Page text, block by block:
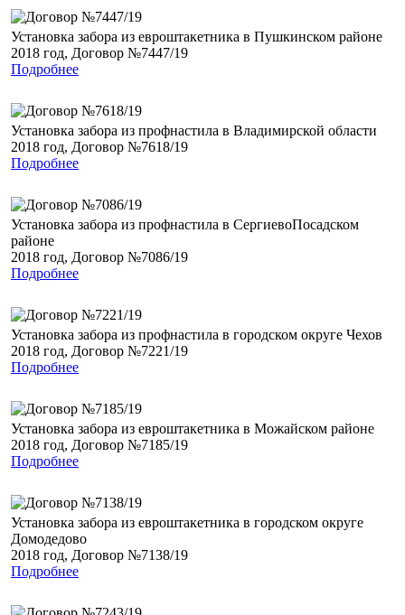
Установка забора из евроштакетника в Пушкинском районе
2018 год, Договор №7447/19
Подробнее
Установка забора из профнастила в Владимирской области
2018 год, Договор №7618/19
Подробнее
Установка забора из профнастила в СергиевоПосадском
районе
2018 год, Договор №7086/19
Подробнее
Установка забора из профнастила в городском округе Чехов
2018 год, Договор №7221/19
Подробнее
Установка забора из евроштакетника в Можайском районе
2018 год, Договор №7185/19
Подробнее
Установка забора из евроштакетника в городском округе
Домодедово
2018 год, Договор №7138/19
Подробнее